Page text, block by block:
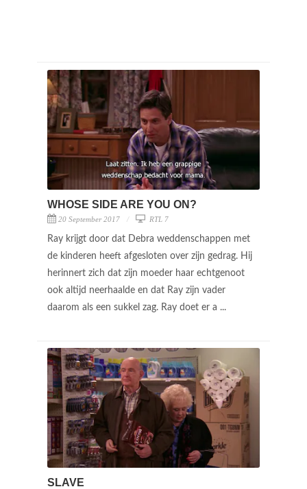
WHOSE SIDE ARE YOU ON?
20 September 2017 RTL 7
Ray krijgt door dat Debra weddenschappen met
de kinderen heeft afgesloten over zijn gedrag. Hij
herinnert zich dat zijn moeder haar echtgenoot
ook altijd neerhaalde en dat Ray zijn vader
daarom als een sukkel zag. Ray doet er a ...
SLAVE